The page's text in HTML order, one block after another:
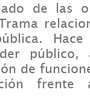
de las
de
frente